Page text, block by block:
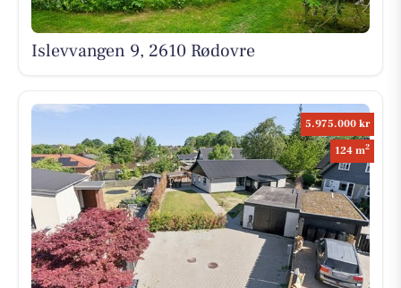
Islevvangen 9, 2610 Rødovre
5.975.000 kr
124 m2